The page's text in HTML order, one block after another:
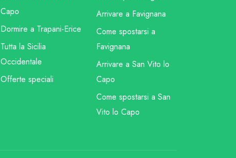
Capo
Dormire a Trapani-Erice
Tutta la Sicilia
Occidentale
Offerte speciali
Arrivare a Favignana
Come spostarsi a
Favignana
Arrivare a San Vito lo
Capo
Come spostarsi a San
Vito lo Capo